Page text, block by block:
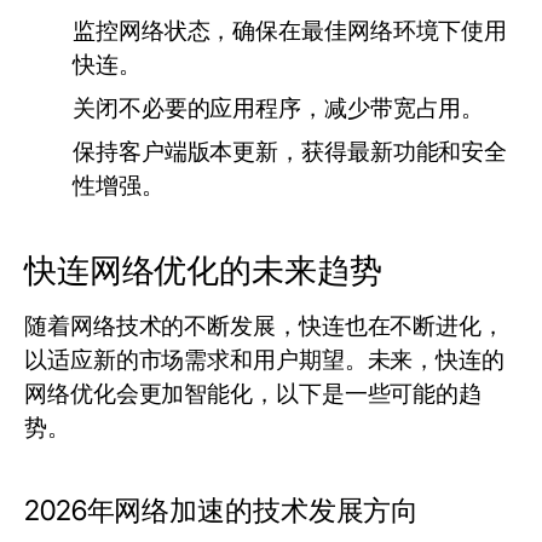
监控网络状态，确保在最佳网络环境下使用
快连。
关闭不必要的应用程序，减少带宽占用。
保持客户端版本更新，获得最新功能和安全
性增强。
快连网络优化的未来趋势
随着网络技术的不断发展，快连也在不断进化，
以适应新的市场需求和用户期望。未来，快连的
网络优化会更加智能化，以下是一些可能的趋
势。
2026年网络加速的技术发展方向